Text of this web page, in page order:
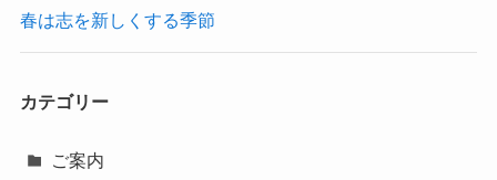
春は志を新しくする季節
カテゴリー
ご案内